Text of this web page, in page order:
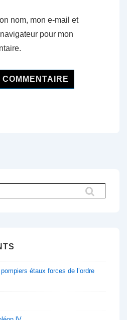
nom, mon e-mail et
pour mon
étaux forces de l’ordre